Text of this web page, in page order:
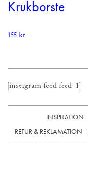
495 kr.245 kr.
Krukborste
155kr
[instagram-feed feed=1]
INSPIRATION
RETUR & REKLAMATION